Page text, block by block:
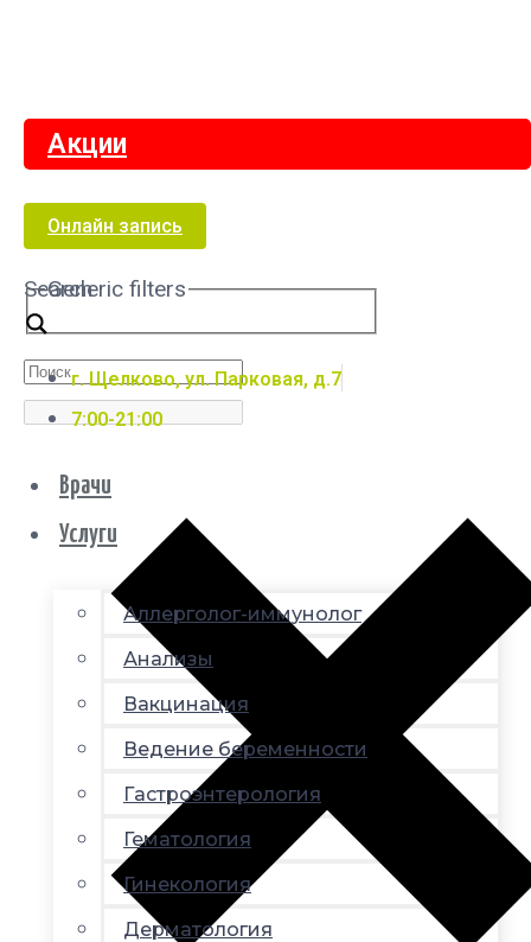
Акции
Онлайн запись
Search
Generic filters
г. Щелково, ул. Парковая, д.7
7:00-21:00
Врачи
Услуги
Аллерголог-иммунолог
Анализы
Вакцинация
Ведение беременности
Гастроэнтерология
Гематология
Гинекология
Дерматология